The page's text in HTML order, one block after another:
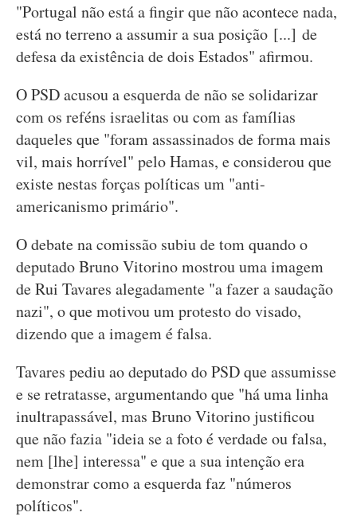
"Portugal não está a fingir que não acontece nada,
está no terreno a assumir a sua posição [...] de
defesa da existência de dois Estados" afirmou.
O PSD acusou a esquerda de não se solidarizar
com os reféns israelitas ou com as famílias
daqueles que "foram assassinados de forma mais
vil, mais horrível" pelo Hamas, e considerou que
existe nestas forças políticas um "anti-
americanismo primário".
O debate na comissão subiu de tom quando o
deputado Bruno Vitorino mostrou uma imagem
de Rui Tavares alegadamente "a fazer a saudação
nazi", o que motivou um protesto do visado,
dizendo que a imagem é falsa.
Tavares pediu ao deputado do PSD que assumisse
e se retratasse, argumentando que "há uma linha
inultrapassável, mas Bruno Vitorino justificou
que não fazia "ideia se a foto é verdade ou falsa,
nem [lhe] interessa" e que a sua intenção era
demonstrar como a esquerda faz "números
políticos".